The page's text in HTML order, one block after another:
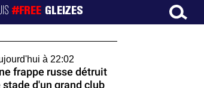
#FREE GLEIZES
à 22:02
frappe russe détruit
stade d'un grand club